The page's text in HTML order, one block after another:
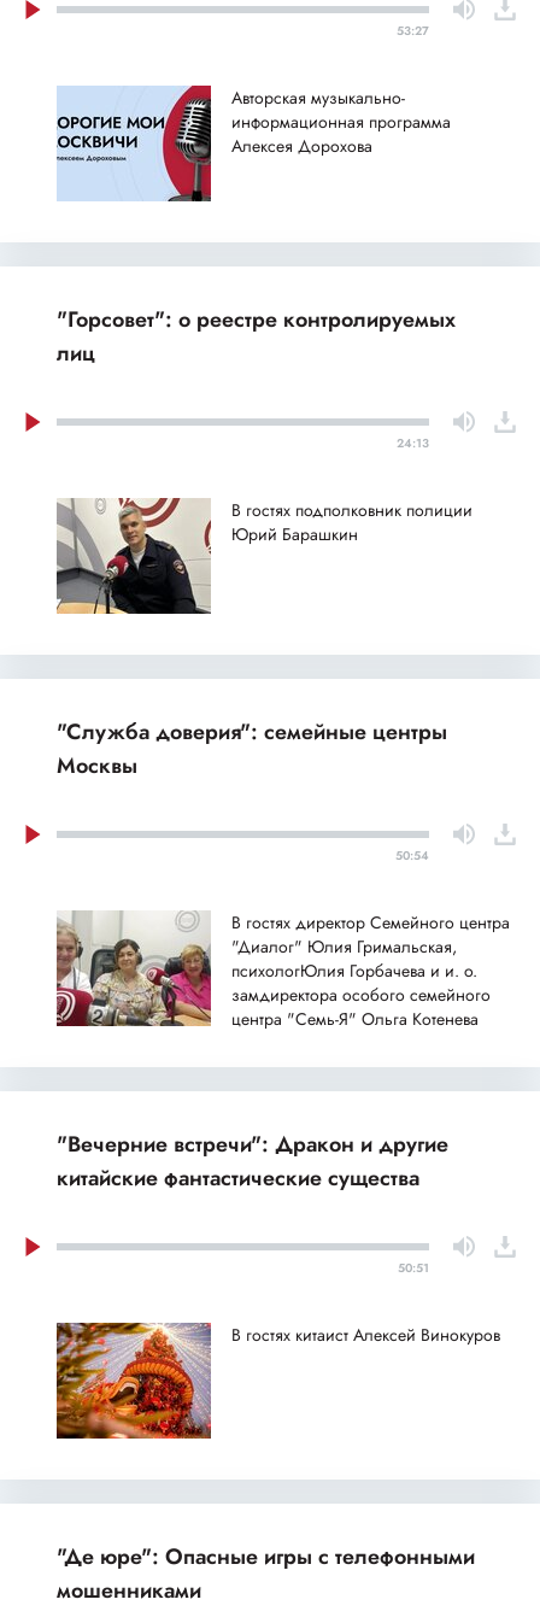
53:27
Авторская музыкально-
информационная программа
Алексея Дорохова
"Горсовет": о реестре контролируемых
лиц
24:13
В гостях подполковник полиции
Юрий Барашкин
"Служба доверия": семейные центры
Москвы
50:54
В гостях директор Семейного центра
"Диалог" Юлия Гримальская,
психологЮлия Горбачева и и. о.
замдиректора особого семейного
центра "Семь-Я" Ольга Котенева
"Вечерние встречи": Дракон и другие
китайские фантастические существа
50:51
В гостях китаист Алексей Винокуров
"Де юре": Опасные игры с телефонными
мошенниками